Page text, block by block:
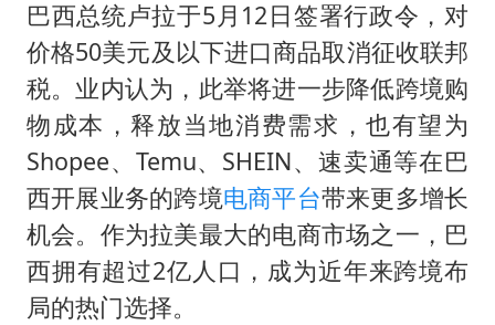
巴西总统卢拉于5月12日签署行政令，对
价格50美元及以下进口商品取消征收联邦
税。业内认为，此举将进一步降低跨境购
物成本，释放当地消费需求，也有望为
Shopee、Temu、SHEIN、速卖通等在巴
西开展业务的跨境电商平台带来更多增长
机会。作为拉美最大的电商市场之一，巴
西拥有超过2亿人口，成为近年来跨境布
局的热门选择。